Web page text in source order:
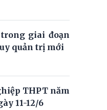
giai đoạn
quản trị mới
THPT năm
11-12/6